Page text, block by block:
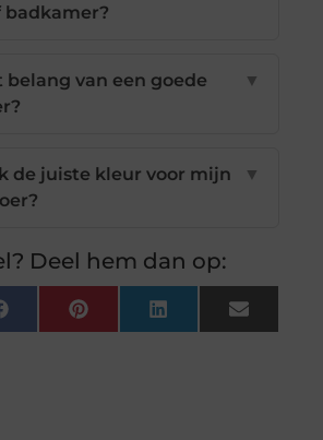
badkamer?
belang van een goede
▼
de juiste kleur voor mijn
▼
Deel hem dan op:
FacebookPinterestLinkedInEmail